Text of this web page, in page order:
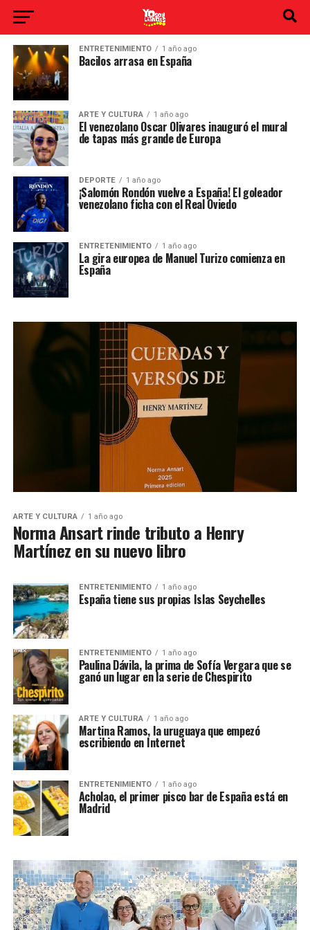
ENTRETENIMIENTO 1 año ago
Bacilos arrasa en España
ARTE Y CULTURA 1 año ago
El venezolano Oscar Olivares inauguró el mural
de tapas más grande de Europa
DEPORTE 1 año ago
¡Salomón Rondón vuelve a España! El goleador
venezolano ficha con el Real Oviedo
ENTRETENIMIENTO 1 año ago
La gira europea de Manuel Turizo comienza en
España
ARTE Y CULTURA 1 año ago
Norma Ansart rinde tributo a Henry
Martínez en su nuevo libro
ENTRETENIMIENTO 1 año ago
España tiene sus propias Islas Seychelles
ENTRETENIMIENTO 1 año ago
Paulina Dávila, la prima de Sofía Vergara que se
ganó un lugar en la serie de Chespirito
ARTE Y CULTURA 1 año ago
Martina Ramos, la uruguaya que empezó
escribiendo en Internet
ENTRETENIMIENTO 1 año ago
Acholao, el primer pisco bar de España está en
Madrid